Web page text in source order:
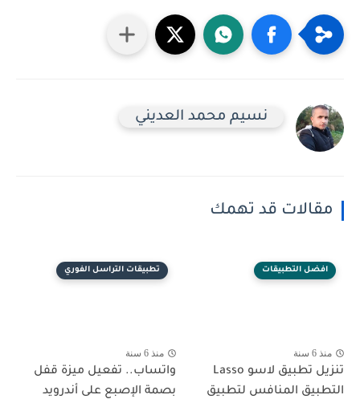
نسيم محمد العديني
مقالات قد تهمك
افضل التطبيقات
منذ 6 سنة
تنزيل تطبيق لاسو Lasso
التطبيق المنافس لتطبيق
تطبيقات التراسل الفوري
منذ 6 سنة
واتساب.. تفعيل ميزة قفل
بصمة الإصبع على أندرويد